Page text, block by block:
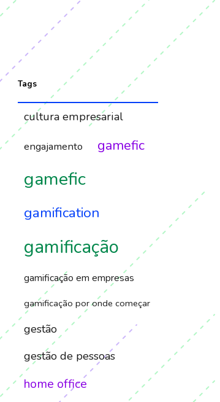
Tags
cultura empresarial
engajamento gamefic
gamefic
gamification
gamificação
gamificação em empresas
gamificação por onde começar
gestão
gestão de pessoas
home office